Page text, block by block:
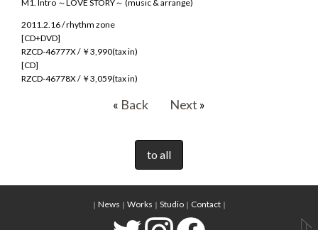
M1. Intro ～LOVE STORY～ (music & arrange)
2011.2.16 / rhythm zone
[CD+DVD]
RZCD-46777X / ￥3,990(tax in)
[CD]
RZCD-46778X / ￥3,059(tax in)
« Back Next »
to all
｜ News ｜ Works ｜ Studio｜ Contact｜